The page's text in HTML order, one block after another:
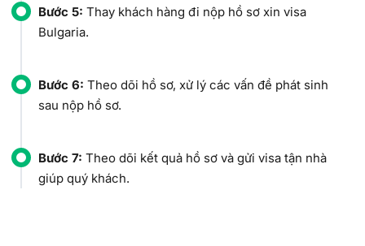
Bước 5: Thay khách hàng đi nộp hồ sơ xin visa
Bulgaria.
Bước 6: Theo dõi hồ sơ, xử lý các vấn đề phát sinh
sau nộp hồ sơ.
Bước 7: Theo dõi kết quả hồ sơ và gửi visa tận nhà
giúp quý khách.